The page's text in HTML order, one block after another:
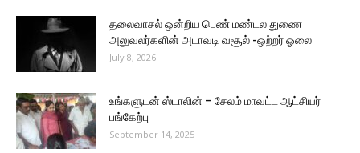
தலைவாசல் ஒன்றிய பெண் மண்டல துணை
அலுவலர்களின் அடாவடி வசூல் -ஒற்றர் ஓலை
July 8, 2026
உங்களுடன் ஸ்டாலின் – சேலம் மாவட்ட ஆட்சியர்
பங்கேற்பு
September 14, 2025